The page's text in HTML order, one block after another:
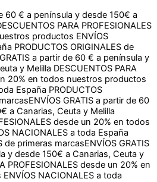
PARA PROFESIONALES
productosENVÍOS
PRODUCTOS ORIGINALES de
a partir de 60 € a península y
y MelillaDESCUENTOS PARA
20% en todos nuestros productos
EspañaPRODUCTOS
ENVÍOS GRATIS a partir de 60
a Canarias, Ceuta y Melilla
desde un 20% en todos
NACIONALES a toda España
de primeras marcasENVÍOS GRATIS
y desde 150€ a Canarias, Ceuta y
PROFESIONALES desde un 20% en
ENVÍOS NACIONALES a toda
de primeras marcas